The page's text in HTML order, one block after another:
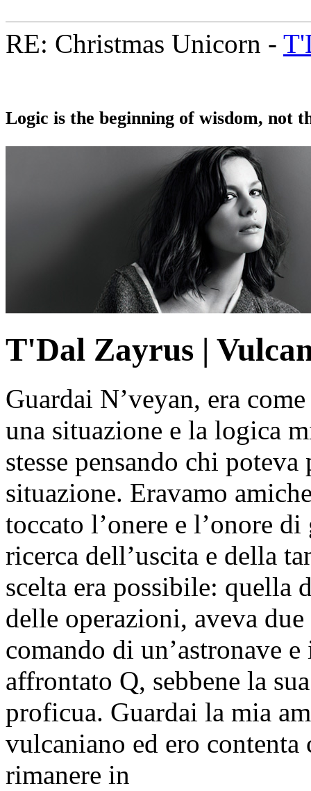
RE: Christmas Unicorn -
Logic is the beginning of wisdom, not
T'Dal Zayrus |
Guardai N’veyan, era
una situazione e la logica
stesse pensando chi
situazione. Eravamo
toccato l’onere e l’onore
ricerca dell’uscita e della
scelta era possibile: quella
delle operazioni, aveva
comando di un’astronave
affrontato Q, sebbene la
proficua. Guardai la mia
vulcaniano ed ero
rimanere in